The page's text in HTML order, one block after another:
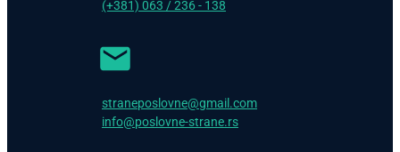
(+381) 063 / 236 - 138
straneposlovne@gmail.com
info@poslovne-strane.rs